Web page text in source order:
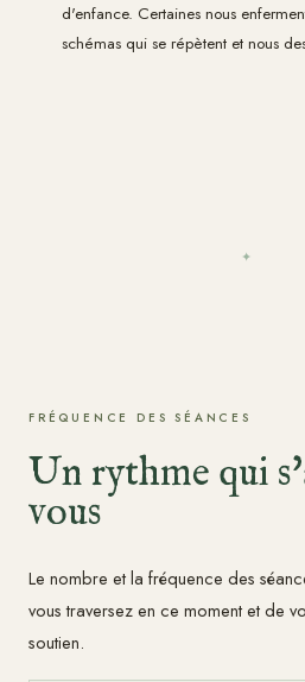
d'enfance. Certaines nous
schémas qui se répètent et nous
✦
FRÉQUENCE DES SÉANCES
Un rythme qui
vous
Le nombre et la fréquence des
vous traversez en ce moment et de
soutien.